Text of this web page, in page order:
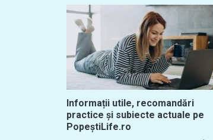
Informații utile, recomandări
practice și subiecte actuale pe
PopeștiLife.ro